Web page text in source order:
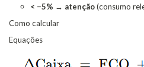
< −5% → atenção(consumo
Como calcular
Equações